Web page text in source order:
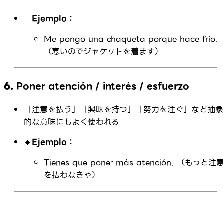
🔹 Ejemplo：
Me pongo una chaqueta porque hace frío.
（寒いのでジャケットを着ます）
6. Poner atención / interés / esfuerzo
「注意を払う」「興味を持つ」「努力を注ぐ」など抽象
的な意味にもよく使われる
🔹 Ejemplo：
Tienes que poner más atención. （もっと注
を払わなきゃ）